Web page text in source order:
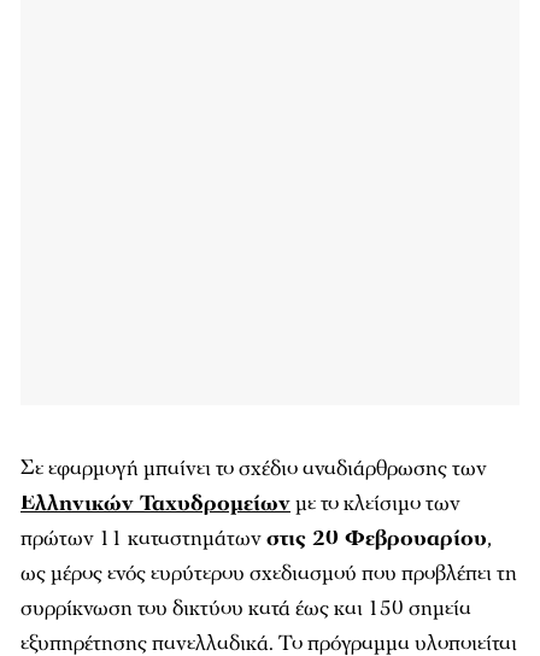
Σε εφαρμογή μπαίνει το σχέδιο αναδιάρθρωσης των
Ελληνικών Ταχυδρομείωνμε το κλείσιμο των
πρώτων 11 καταστημάτωνστις 20 Φεβρουαρίου,
ως μέρος ενός ευρύτερου σχεδιασμού που προβλέπει τη
συρρίκνωση του δικτύου κατά έως και 150 σημεία
εξυπηρέτησης πανελλαδικά. Το πρόγραμμα υλοποιείται